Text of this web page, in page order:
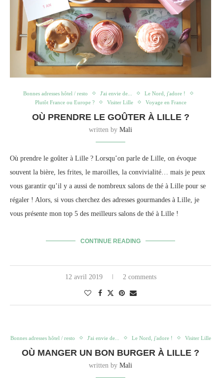
Bonnes adresses hôtel / resto J'ai envie de...
Le Nord, j'adore !
Plutôt France ou Europe ?
Visiter Lille Voyage en France
OÙ PRENDRE LE GOÛTER À LILLE ?
written by Mali
Où prendre le goûter à Lille ? Lorsqu’on parle de Lille, on évoque
souvent la bière, les frites, le maroilles, la convivialité… mais je peux
vous garantir qu’il y a aussi de nombreux salons de thé à Lille pour se
régaler ! Alors, si vous cherchez des adresses gourmandes à Lille, je
vous présente mon top 5 des meilleurs salons de thé à Lille !
CONTINUE READING
12 avril 2019 2 comments
Bonnes adresses hôtel / resto J'ai envie de... Le Nord, j'adore ! Visiter Lille
OÙ MANGER UN BON BURGER À LILLE ?
written by Mali